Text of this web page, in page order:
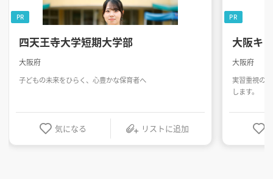
四天王寺大学短期大学部
大阪府
子どもの未来をひらく、心豊かな保育者へ
気になる リストに追加
PR
大阪キ
大阪府
実習重視の
します。
PR